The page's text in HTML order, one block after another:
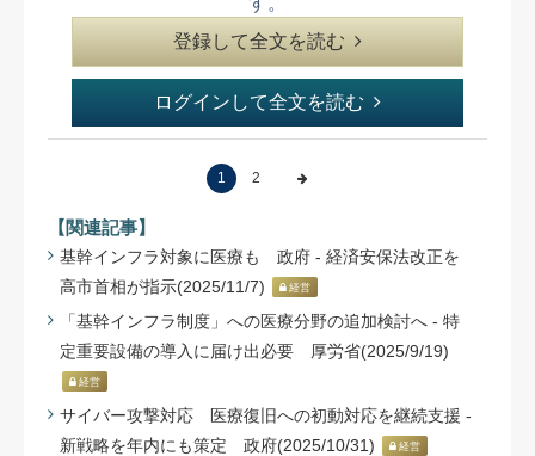
登録して全文を読む
ログインして全文を読む
1 2
【関連記事】
基幹インフラ対象に医療も 政府 - 経済安保法改正を
高市首相が指示(2025/11/7)
経営
「基幹インフラ制度」への医療分野の追加検討へ - 特
定重要設備の導入に届け出必要 厚労省(2025/9/19)
経営
サイバー攻撃対応 医療復旧への初動対応を継続支援 -
新戦略を年内にも策定 政府(2025/10/31)
経営